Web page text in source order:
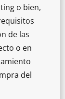
o bien,
de las
o en
del